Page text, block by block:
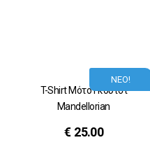
ΝΕΟ!
T-Shirt Μότο Γκούτσι
Mandellorian
€ 25.00